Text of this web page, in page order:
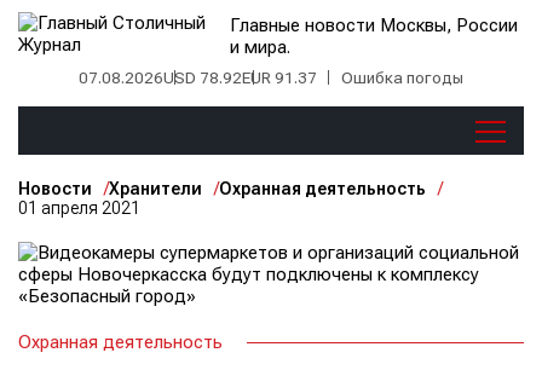
Главные новости Москвы, России
и мира.
07.08.2026USD 78.92EUR 91.37 Ошибка погоды
Новости Хранители
Охранная деятельность
01 апреля 2021
Охранная деятельность